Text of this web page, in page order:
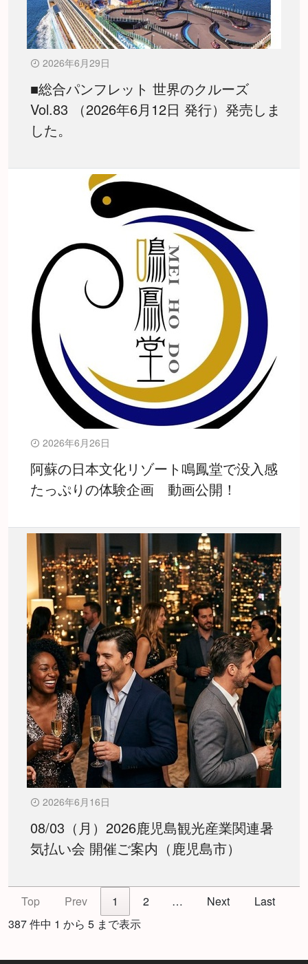
2026年6月29日
■総合パンフレット 世界のクルーズ
Vol.83 （2026年6月12日 発行）発売しま
した。
2026年6月26日
阿蘇の日本文化リゾート鳴鳳堂で没入感
たっぷりの体験企画 動画公開！
2026年6月16日
08/03（月）2026鹿児島観光産業関連暑
気払い会 開催ご案内（鹿児島市）
Top Prev 1 2 … Next
Last
387 件中 1 から 5 まで表示